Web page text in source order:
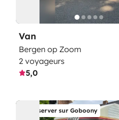
Van
Bergen op Zoom
2 voyageurs
5,0
Réserver sur Goboony